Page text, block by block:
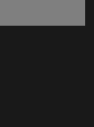
ventana)
ventana)